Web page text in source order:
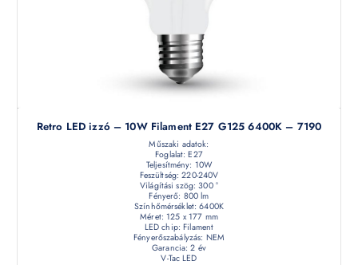
Retro LED izzó – 10W Filament E27 G125 6400K – 7190
Műszaki adatok:
Foglalat: E27
Teljesítmény: 10W
Feszültség: 220-240V
Világítási szög: 300 °
Fényerő: 800 lm
Színhőmérséklet: 6400K
Méret: 125 x 177 mm
LED chip: Filament
Fényerőszabályzás: NEM
Garancia: 2 év
V-Tac LED